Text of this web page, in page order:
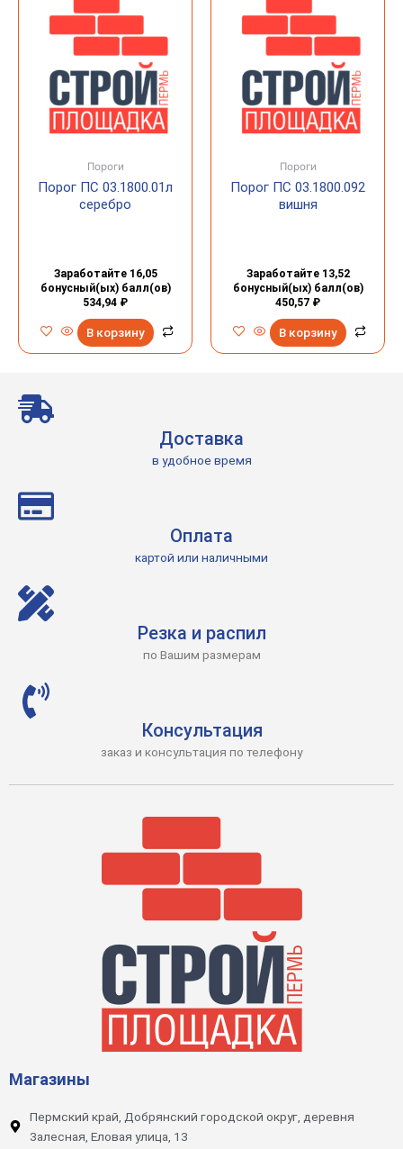
Пороги
Порог ПС 03.1800.01л
серебро
Заработайте 16,05
бонусный(ых) балл(ов)
534,94 ₽
В корзину
Пороги
Порог ПС 03.1800.092
вишня
Заработайте 13,52
бонусный(ых) балл(ов)
450,57 ₽
В корзину
Доставка
в удобное время
Оплата
картой или наличными
Резка и распил
по Вашим размерам
Консультация
заказ и консультация по телефону
Магазины
Пермский край, Добрянский городской округ, деревня
Залесная, Еловая улица, 13